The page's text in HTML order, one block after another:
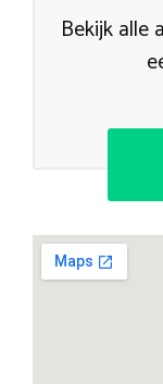
Bekijk alle